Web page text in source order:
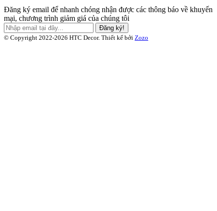
Đăng ký email để nhanh chóng nhận được các thông báo về khuyến
mại, chương trình giảm giá của chúng tôi
Đăng ký!
© Copyright 2022-2026 HTC Decor. Thiết kế bởi Zozo